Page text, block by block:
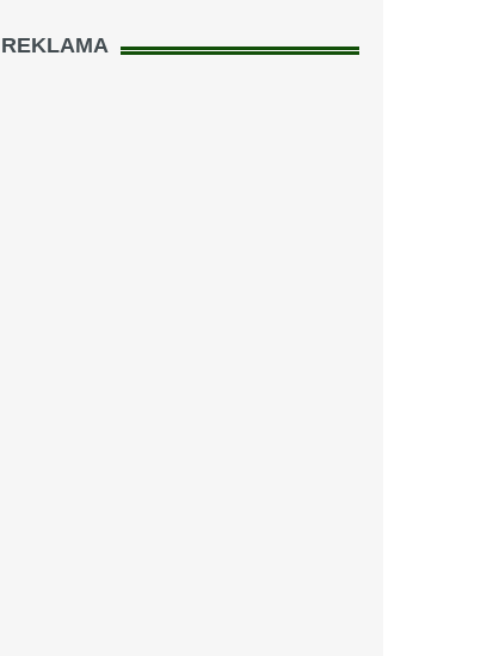
REKLAMA